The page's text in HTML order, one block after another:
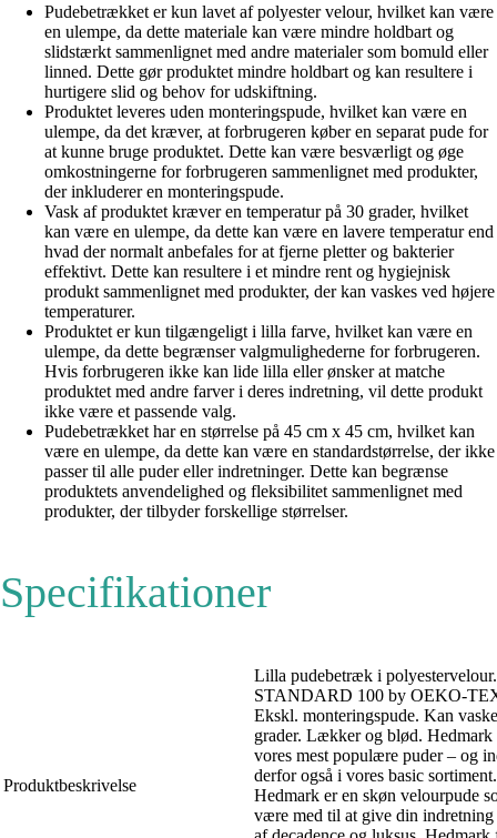
Pudebetrækket er kun lavet af polyester velour, hvilket kan være
en ulempe, da dette materiale kan være mindre holdbart og
slidstærkt sammenlignet med andre materialer som bomuld eller
linned. Dette gør produktet mindre holdbart og kan resultere i
hurtigere slid og behov for udskiftning.
Produktet leveres uden monteringspude, hvilket kan være en
ulempe, da det kræver, at forbrugeren køber en separat pude for
at kunne bruge produktet. Dette kan være besværligt og øge
omkostningerne for forbrugeren sammenlignet med produkter,
der inkluderer en monteringspude.
Vask af produktet kræver en temperatur på 30 grader, hvilket
kan være en ulempe, da dette kan være en lavere temperatur end
hvad der normalt anbefales for at fjerne pletter og bakterier
effektivt. Dette kan resultere i et mindre rent og hygiejnisk
produkt sammenlignet med produkter, der kan vaskes ved højere
temperaturer.
Produktet er kun tilgængeligt i lilla farve, hvilket kan være en
ulempe, da dette begrænser valgmulighederne for forbrugeren.
Hvis forbrugeren ikke kan lide lilla eller ønsker at matche
produktet med andre farver i deres indretning, vil dette produkt
ikke være et passende valg.
Pudebetrækket har en størrelse på 45 cm x 45 cm, hvilket kan
være en ulempe, da dette kan være en standardstørrelse, der ikke
passer til alle puder eller indretninger. Dette kan begrænse
produktets anvendelighed og fleksibilitet sammenlignet med
produkter, der tilbyder forskellige størrelser.
Specifikationer
Produktbeskrivelse
Lilla pudebetræk i polyestervelour.
STANDARD 100 by OEKO-
Ekskl. monteringspude. Kan
grader. Lækker og blød. Hedmark
vores mest populære puder – og
derfor også i vores basic sortiment.
Hedmark er en skøn velourpude
være med til at give din indretning